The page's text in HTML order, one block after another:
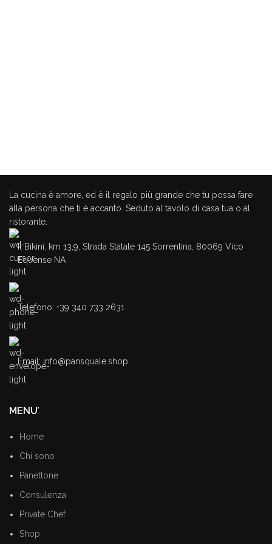
La cucina è amore, ed è il regalo più grande che tu possa fare
alla persona che ti è accanto. Seduto al tavolo di casa tua o al
ristorante.
Il Bikini, km 13,9, Strada Statale 145 Sorrentina, 80069 Vico
Equense NA
Telefono: +39 340 733 2631
Email: info@pansquale.shop
MENU’
Home
Chi sono
Panettone
Consulenza
Private Chef
Shop